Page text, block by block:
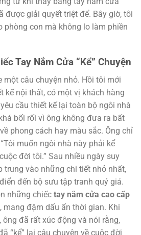
được giải quyết triệt để. Bây giờ, tôi
phòng con mà không lo làm phiền
Tay Nắm Cửa “Kể” Chuyện
một câu chuyện nhỏ. Hồi tôi mới
kế nội thất, có một vị khách hàng
cầu thiết kế lại toàn bộ ngôi nhà
bối rối vì ông không đưa ra bất
phong cách hay màu sắc. Ông chỉ
muốn ngôi nhà này phải kể
đời tôi.” Sau nhiều ngày suy
trung vào những chi tiết nhỏ nhất,
đến bộ sưu tập tranh quý giá.
những chiếc tay nắm cửa cao cấp
mang đậm dấu ấn thời gian. Khi
đã rất xúc động và nói rằng,
“kể” lại câu chuyện về cuộc đời